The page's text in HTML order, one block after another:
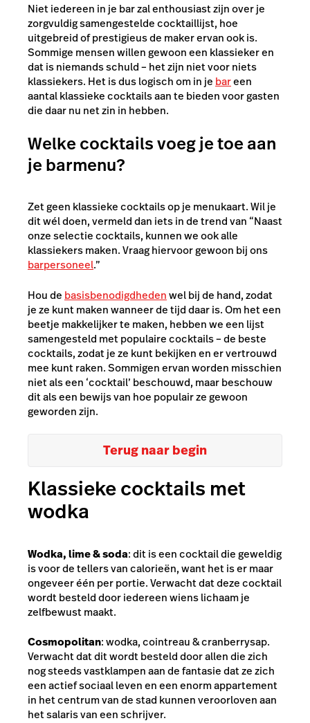
Niet iedereen in je bar zal enthousiast zijn over je
zorgvuldig samengestelde cocktaillijst, hoe
uitgebreid of prestigieus de maker ervan ook is.
Sommige mensen willen gewoon een klassieker en
dat is niemands schuld – het zijn niet voor niets
klassiekers. Het is dus logisch om in je bareen
aantal klassieke cocktails aan te bieden voor gasten
die daar nu net zin in hebben.
Welke cocktails voeg je toe aan
je barmenu?
Zet geen klassieke cocktails op je menukaart. Wil je
dit wél doen, vermeld dan iets in de trend van “Naast
onze selectie cocktails, kunnen we ook alle
klassiekers maken. Vraag hiervoor gewoon bij ons
barpersoneel.”
Hou de basisbenodigdhedenwel bij de hand, zodat
je ze kunt maken wanneer de tijd daar is. Om het een
beetje makkelijker te maken, hebben we een lijst
samengesteld met populaire cocktails – de beste
cocktails, zodat je ze kunt bekijken en er vertrouwd
mee kunt raken. Sommigen ervan worden misschien
niet als een ‘cocktail’ beschouwd, maar beschouw
dit als een bewijs van hoe populair ze gewoon
geworden zijn.
Terug naar begin
Klassieke cocktails met
wodka
Wodka, lime & soda: dit is een cocktail die geweldig
is voor de tellers van calorieën, want het is er maar
ongeveer één per portie. Verwacht dat deze cocktail
wordt besteld door iedereen wiens lichaam je
zelfbewust maakt.
Cosmopolitan: wodka, cointreau & cranberrysap.
Verwacht dat dit wordt besteld door allen die zich
nog steeds vastklampen aan de fantasie dat ze zich
een actief sociaal leven en een enorm appartement
in het centrum van de stad kunnen veroorloven aan
het salaris van een schrijver.